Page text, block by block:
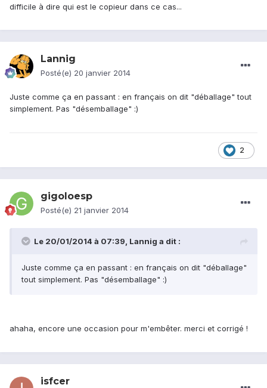
difficile à dire qui est le copieur dans ce cas...
Lannig
Posté(e) 20 janvier 2014
Juste comme ça en passant : en français on dit "déballage" tout
simplement. Pas "désemballage" :)
2
gigoloesp
Posté(e) 21 janvier 2014
Le 20/01/2014 à 07:39, Lannig a dit :
Juste comme ça en passant : en français on dit "déballage"
tout simplement. Pas "désemballage" :)
ahaha, encore une occasion pour m'embêter. merci et corrigé !
isfcer